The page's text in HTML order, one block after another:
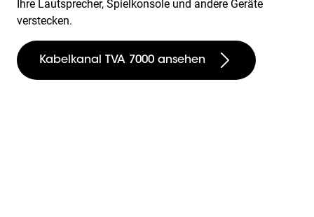
Ihre Lautsprecher, Spielkonsole und andere Geräte
verstecken.
Kabelkanal TVA 7000 ansehen